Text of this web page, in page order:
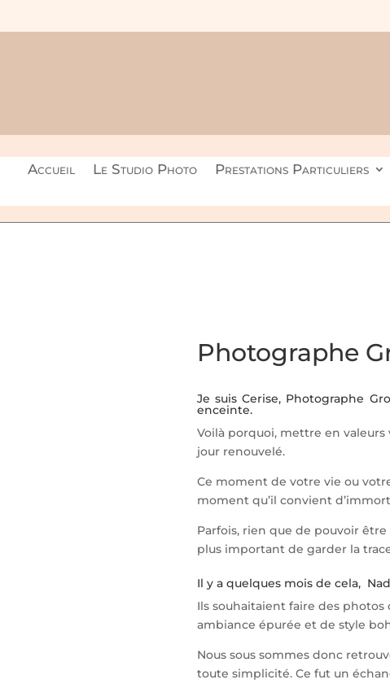
Accueil Le Studio Photo Prestations Particuliers
Photographe
Je suis Cerise, Photographe
enceinte.
Voilà porquoi, mettre en
jour renouvelé.
Ce moment de votre vie ou
moment qu’il convient
Parfois, rien que de pouvoir
plus important de garder la
Il y a quelques mois de cela,
Ils souhaitaient faire des
ambiance épurée et de style
Nous sous sommes donc
toute simplicité. Ce fut un